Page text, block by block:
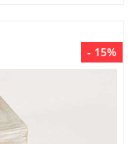
- 15%